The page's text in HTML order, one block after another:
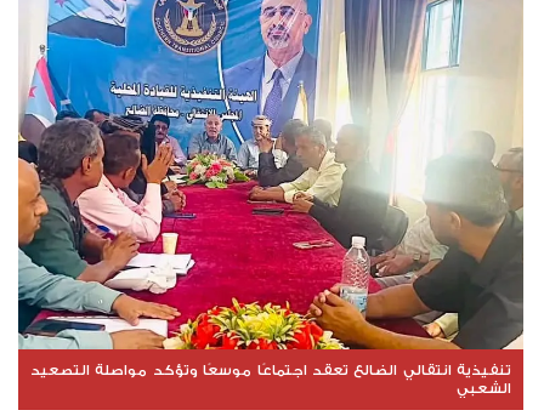
تنفيذية انتقالي الضالع تعقد اجتماعًا موسعًا وتؤكد مواصلة التصعيد
الشعبي